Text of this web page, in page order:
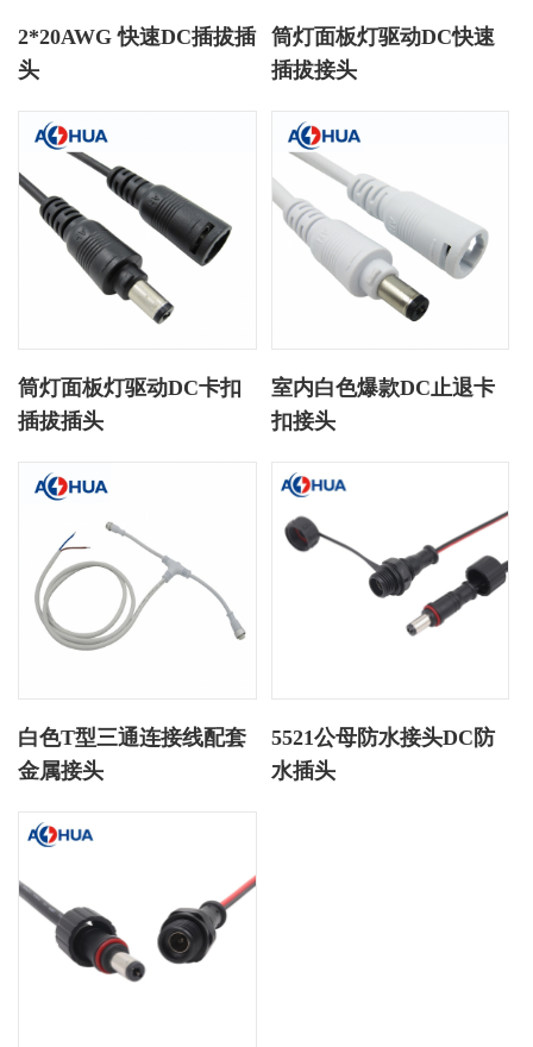
2*20AWG 快速DC插拔插
头
筒灯面板灯驱动DC快速
插拔接头
筒灯面板灯驱动DC卡扣
插拔插头
室内白色爆款DC止退卡
扣接头
白色T型三通连接线配套
金属接头
5521公母防水接头DC防
水插头